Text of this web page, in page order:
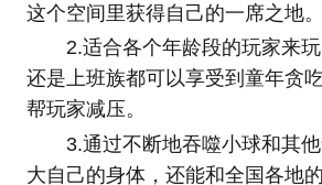
这个空间里获得自己的一席之地。
2.适合各个年龄段的玩家来
还是上班族都可以享受到童年贪
帮玩家减压。
3.通过不断地吞噬小球和其
大自己的身体，还能和全国各地